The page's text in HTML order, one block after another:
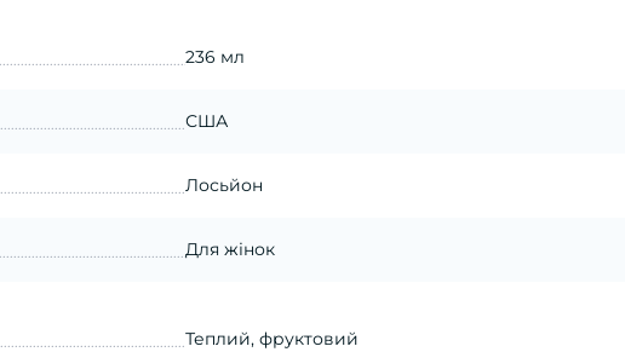
236 мл
США
Лосьйон
Для жінок
Теплий, фруктовий